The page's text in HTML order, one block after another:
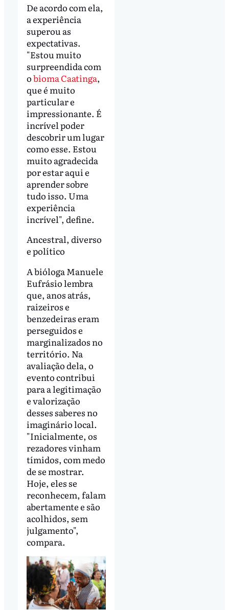
De acordo com ela,
a experiência
superou as
expectativas.
"Estou muito
surpreendida com
obioma Caatinga,
que é muito
particular e
impressionante. É
incrível poder
descobrir um lugar
como esse. Estou
muito agradecida
por estar aqui e
aprender sobre
tudo isso. Uma
experiência
incrível", define.
Ancestral, diverso
e político
A bióloga Manuele
Eufrásio lembra
que, anos atrás,
raizeiros e
benzedeiras eram
perseguidos e
marginalizados no
território. Na
avaliação dela, o
evento contribui
para a legitimação
e valorização
desses saberes no
imaginário local.
"Inicialmente, os
rezadores vinham
tímidos, com medo
de se mostrar.
Hoje, eles se
reconhecem, falam
abertamente e são
acolhidos, sem
julgamento",
compara.